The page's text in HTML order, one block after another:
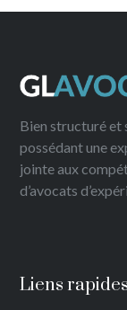
Bien structuré et
possédant une
jointe aux
d’avocats
Liens rapides